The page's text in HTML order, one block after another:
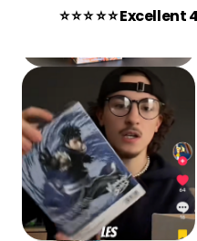
⭐ ⭐ ⭐ ⭐ ⭐